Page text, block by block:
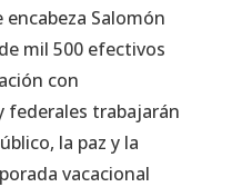
Salomón
mil 500 efectivos
con
federales trabajarán
la paz y la
vacacional